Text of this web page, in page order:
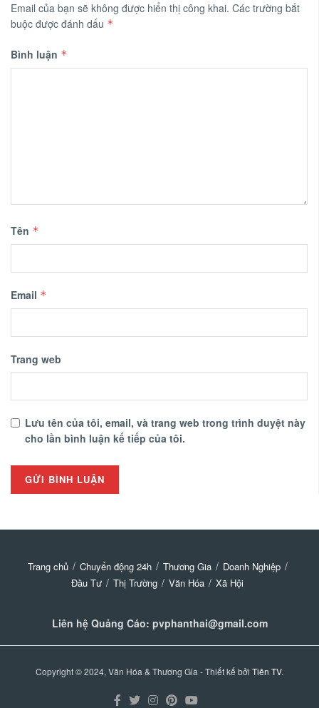
Email của bạn sẽ không được hiển thị công khai. Các trường bắt
buộc được đánh dấu *
Bình luận *
Tên *
Email *
Trang web
Lưu tên của tôi, email, và trang web trong trình duyệt này
cho lần bình luận kế tiếp của tôi.
Trang chủ Chuyển động 24h Thương Gia
Doanh Nghiệp
Đầu Tư
Thị Trường Văn Hóa Xã Hội
Liên hệ Quảng Cáo: pvphanthai@gmail.com
Copyright © 2024, Văn Hóa & Thương Gia - Thiết kế bởi Tiên TV.